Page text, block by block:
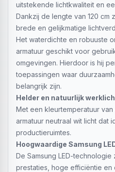
uitstekende lichtkwaliteit en
Dankzij de lengte van 120 cm
brede en gelijkmatige
Het waterdichte en robuuste
armatuur geschikt voor
omgevingen. Hierdoor is hij
toepassingen waar
belangrijk zijn.
Helder en natuurlijk
Met een kleurtemperatuur
armatuur neutraal wit licht dat
productieruimtes.
Hoogwaardige Samsung
De Samsung LED-
prestaties, hoge efficiëntie en